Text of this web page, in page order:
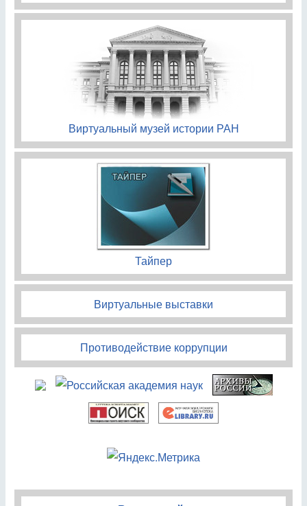
Виртуальный музей истории РАН
Тайпер
Виртуальные выставки
Противодействие коррупции